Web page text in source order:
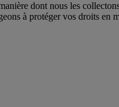
dont nous les
à protéger vos droits en